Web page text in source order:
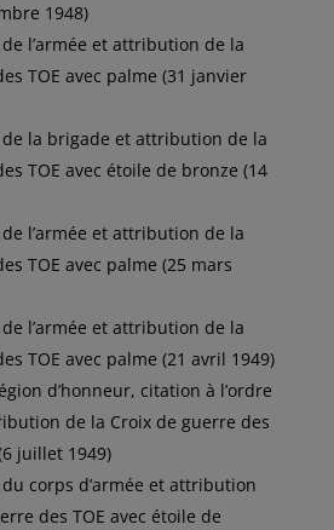
1948)
l’armée et attribution de la
TOE avec palme (31 janvier
de la brigade et attribution de la
TOE avec étoile de bronze (14
l’armée et attribution de la
TOE avec palme (25 mars
l’armée et attribution de la
TOE avec palme (21 avril 1949)
d’honneur, citation à l’ordre
de la Croix de guerre des
juillet 1949)
corps d’armée et attribution
des TOE avec étoile de